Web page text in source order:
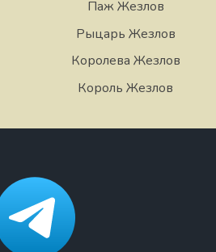
Паж Жезлов
Рыцарь Жезлов
Королева Жезлов
Король Жезлов